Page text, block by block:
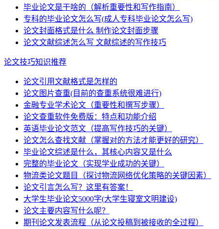
毕业论文是干啥的（解析重要性和写作指南）
专科的毕业论文怎么写(成人专科毕业论文怎么写)
论文封面格式是什么 制作论文封面步骤
论文文献综述怎么写 文献综述的写作技巧
论文技巧知识推荐
论文引用文献格式是怎样的
论文图片查重(目前的查重系统很难进行)
金融专业学术论文（重要性和撰写步骤）
论文查重软件免费版：特点和功能介绍
英语毕业论文范文（提高写作技巧的关键）
论文怎么查找文献（掌握对的方法才能更好的研究）
毕业论文综述是什么，其核心内容又是什么
完整的毕业论文（实现学业成功的关键）
物流类论文题目（探讨物流网络优化策略的关键因素）
论文引言怎么写？这里有答案！
大学生毕业论文5000字(大学生寝室文明建设)
论文主要内容写什么呢？
期刊论文发表流程（从论文投稿到被接收的全过程）